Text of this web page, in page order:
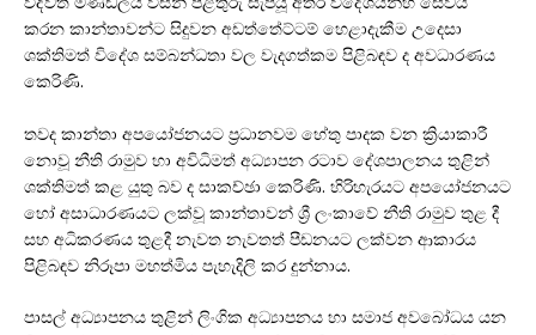
කරන කාන්තාවන්ට සිදුවන අඩත්තේට්ටම් හෙළාදැකීම උදෙසා
ශක්තිමත් විදේශ සම්බන්ධතා වල වැදගත්කම පිළිබඳව ද අවධාරණය
කෙරිණි.
තවද කාන්තා අපයෝජනයට ප්‍රධානවම හේතු පාදක වන ක්‍රියාකාරී
නොවූ නීති රාමුව හා අවිධිමත් අධ්‍යාපන රටාව දේශපාලනය තුළින්
ශක්තිමත් කළ යුතු බව ද සාකච්ඡා කෙරිණි. හිරිහැරයට අපයෝජනයට
හෝ අසාධාරණයට ලක්වූ කාන්තාවන් ශ්‍රී ලංකාවේ නීති රාමුව තුළ දී
සහ අධිකරණය තුළදී නැවත නැවතත් පීඩනයට ලක්වන ආකාරය
පිළිබඳව නිරූපා මහත්මිය පැහැදිලි කර දුන්නාය.
පාසල් අධ්‍යාපනය තුළින් ලිංගික අධ්‍යාපනය හා සමාජ අවබෝධය යන